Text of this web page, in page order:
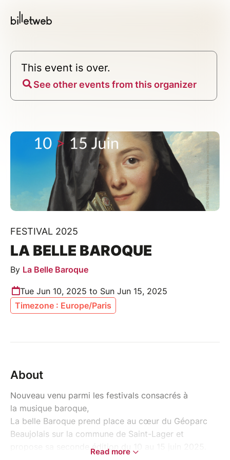
This event is over.
See other events from this organizer
FESTIVAL 2025
LA BELLE BAROQUE
By La Belle Baroque
Tue Jun 10, 2025 to Sun Jun 15, 2025
Timezone : Europe/Paris
About
Nouveau venu parmi les festivals consacrés à
la musique baroque,
La belle Baroque prend place au cœur du Géoparc
Beaujolais sur la commune de Saint-Lager et
propose sa seconde édition du 10 au 15 juin 2025.
Read more